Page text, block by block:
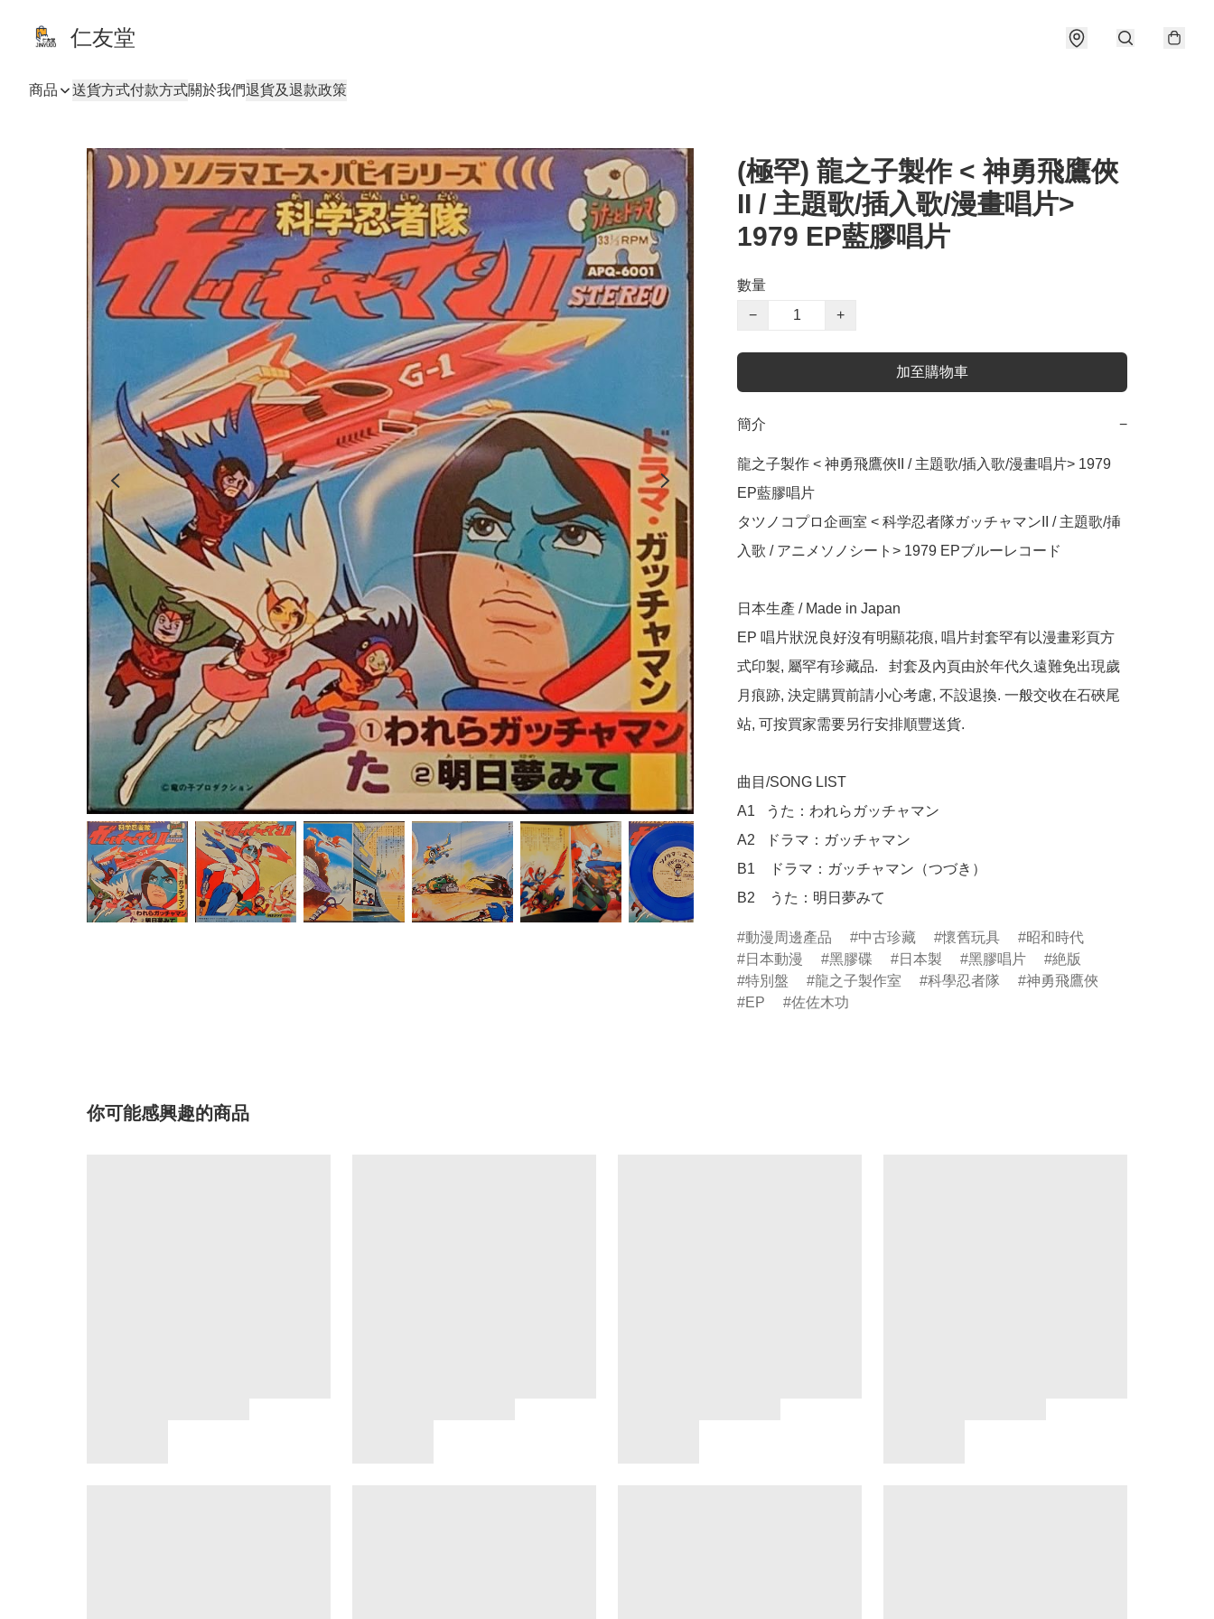
仁友堂
商品 送貨方式付款方式關於我們退貨及退款政策
(極罕) 龍之子製作 < 神勇飛鷹俠
II / 主題歌/插入歌/漫畫唱片>
1979 EP藍膠唱片
數量
−
+
加至購物車
簡介 −
龍之子製作 < 神勇飛鷹俠II / 主題歌/插入歌/漫畫唱片> 1979
EP藍膠唱片
タツノコプロ企画室 < 科学忍者隊ガッチャマンII / 主題歌/挿
入歌 / アニメソノシート> 1979 EPブルーレコード
日本生產 / Made in Japan
EP 唱片狀況良好沒有明顯花痕, 唱片封套罕有以漫畫彩頁方
式印製, 屬罕有珍藏品.   封套及內頁由於年代久遠難免出現歲
月痕跡, 決定購買前請小心考慮, 不設退換. 一般交收在石硤尾
站, 可按買家需要另行安排順豐送貨.
曲目/SONG LIST
A1   うた：われらガッチャマン
A2   ドラマ：ガッチャマン
B1　ドラマ：ガッチャマン（つづき）
B2　うた：明日夢みて
動漫周邊產品 中古珍藏 懷舊玩具
昭和時代
日本動漫
黑膠碟 日本製 黑膠唱片
絶版
特別盤
龍之子製作室 科學忍者隊
神勇飛鷹俠
EP
佐佐木功
你可能感興趣的商品